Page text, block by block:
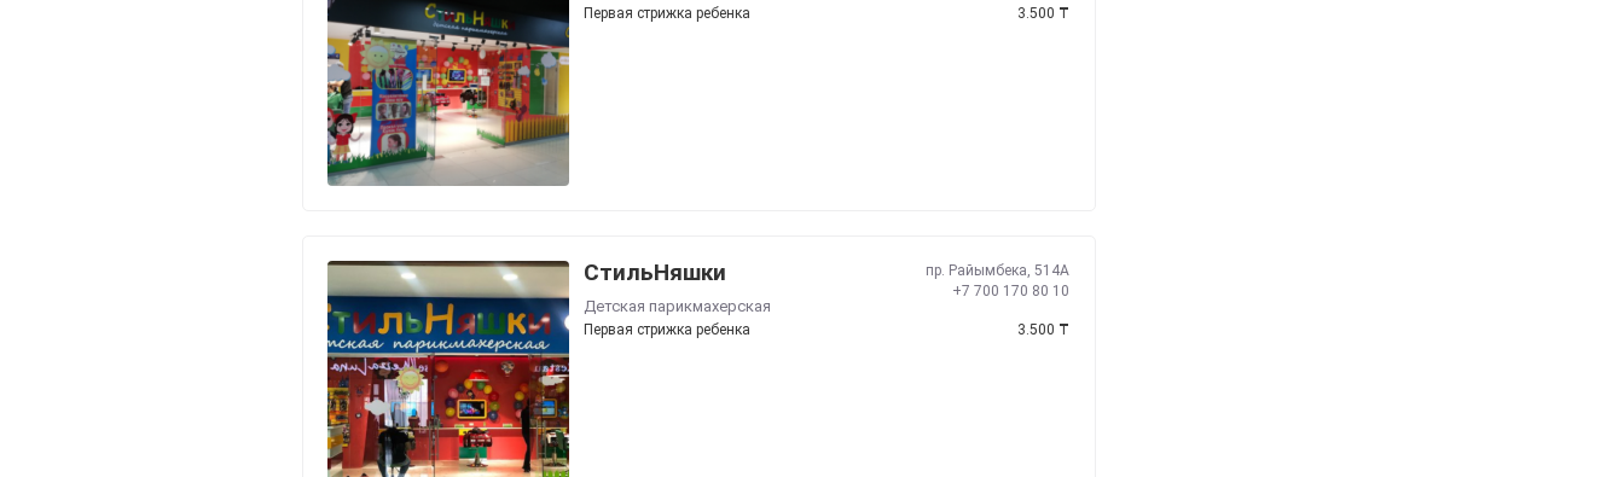
Первая стрижка ребенка 3.500 ₸
СтильНяшки
Детская парикмахерская
пр. Райымбека, 514А
+7 700 170 80 10
Первая стрижка ребенка 3.500 ₸